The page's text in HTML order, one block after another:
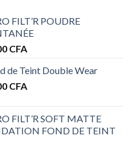
FILT’R POUDRE
CFAPlage
prix :
28.000 CFA
de Teint Double Wear
CFAPlage
28.000 CFA
à
FILT’R SOFT MATTE
FOND DE TEINT